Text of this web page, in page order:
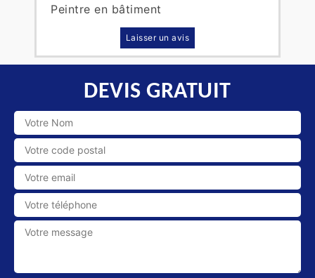
Peintre en bâtiment
Laisser un avis
DEVIS GRATUIT